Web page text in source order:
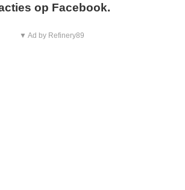
op Facebook.
▼ Ad by Refinery89